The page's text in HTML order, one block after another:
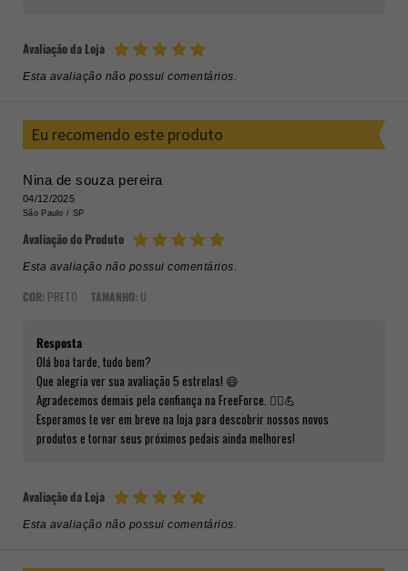
Avaliação da Loja
Esta avaliação não possui comentários.
Eu recomendo este produto
Nina de souza pereira
04/12/2025
São Paulo / SP
Avaliação do Produto
Esta avaliação não possui comentários.
COR: PRETO TAMANHO: U
Resposta
Olá boa tarde, tudo bem?
Que alegria ver sua avaliação 5 estrelas! 😄
Agradecemos demais pela confiança na FreeForce. 🚴‍♂️💪
Esperamos te ver em breve na loja para descobrir nossos novos
produtos e tornar seus próximos pedais ainda melhores!
Avaliação da Loja
Esta avaliação não possui comentários.